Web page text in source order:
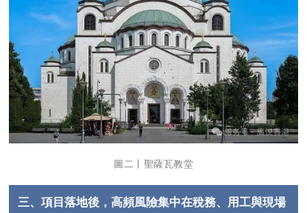
圖二丨聖薩瓦教堂
三、項目落地後，高頻風險集中在稅務、用工與現場